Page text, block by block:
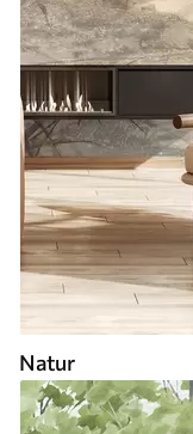
Natur